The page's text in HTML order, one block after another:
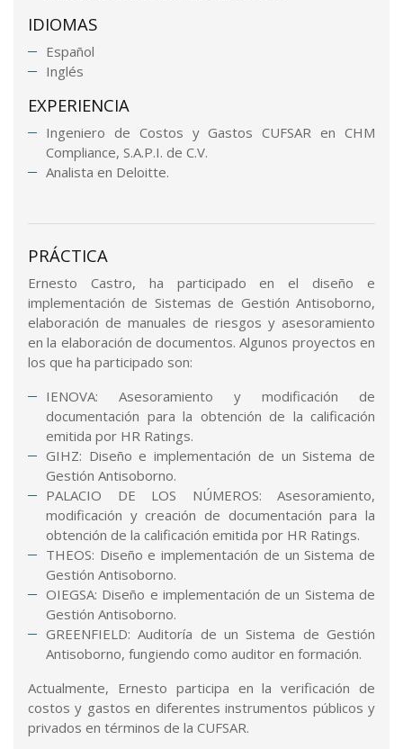
IDIOMAS
Español
Inglés
EXPERIENCIA
Ingeniero de Costos y Gastos CUFSAR en CHM
Compliance, S.A.P.I. de C.V.
Analista en Deloitte.
PRÁCTICA
Ernesto Castro, ha participado en el diseño e
implementación de Sistemas de Gestión Antisoborno,
elaboración de manuales de riesgos y asesoramiento
en la elaboración de documentos. Algunos proyectos en
los que ha participado son:
IENOVA: Asesoramiento y modificación de
documentación para la obtención de la calificación
emitida por HR Ratings.
GIHZ: Diseño e implementación de un Sistema de
Gestión Antisoborno.
PALACIO DE LOS NÚMEROS: Asesoramiento,
modificación y creación de documentación para la
obtención de la calificación emitida por HR Ratings.
THEOS: Diseño e implementación de un Sistema de
Gestión Antisoborno.
OIEGSA: Diseño e implementación de un Sistema de
Gestión Antisoborno.
GREENFIELD: Auditoría de un Sistema de Gestión
Antisoborno, fungiendo como auditor en formación.
Actualmente, Ernesto participa en la verificación de
costos y gastos en diferentes instrumentos públicos y
privados en términos de la CUFSAR.